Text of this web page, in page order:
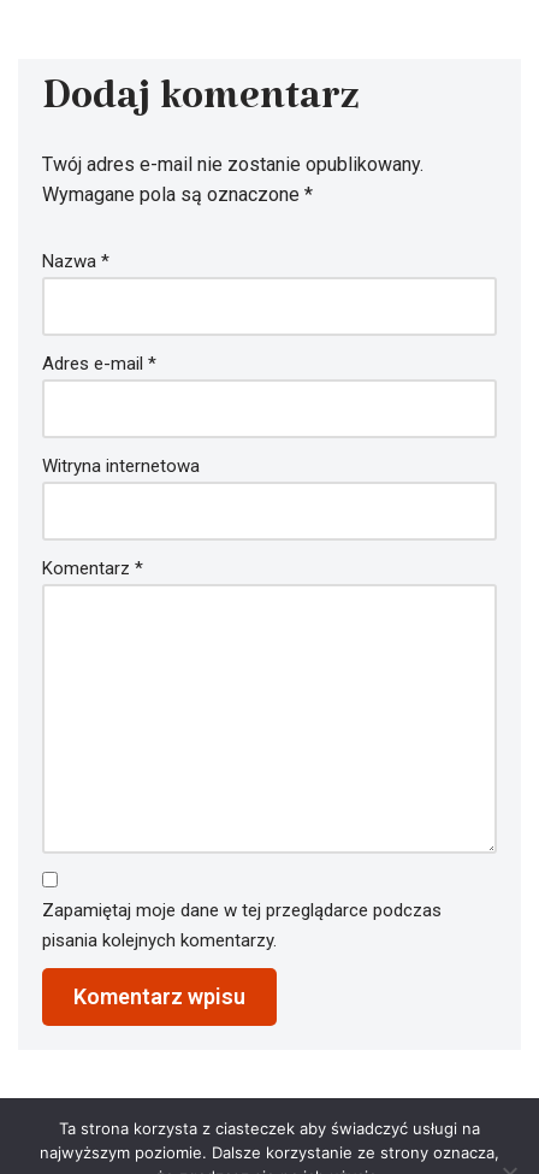
Dodaj komentarz
Twój adres e-mail nie zostanie opublikowany.
Wymagane pola są oznaczone *
Nazwa *
Adres e-mail *
Witryna internetowa
Komentarz *
Zapamiętaj moje dane w tej przeglądarce podczas
pisania kolejnych komentarzy.
Ta strona korzysta z ciasteczek aby świadczyć usługi na
najwyższym poziomie. Dalsze korzystanie ze strony oznacza,